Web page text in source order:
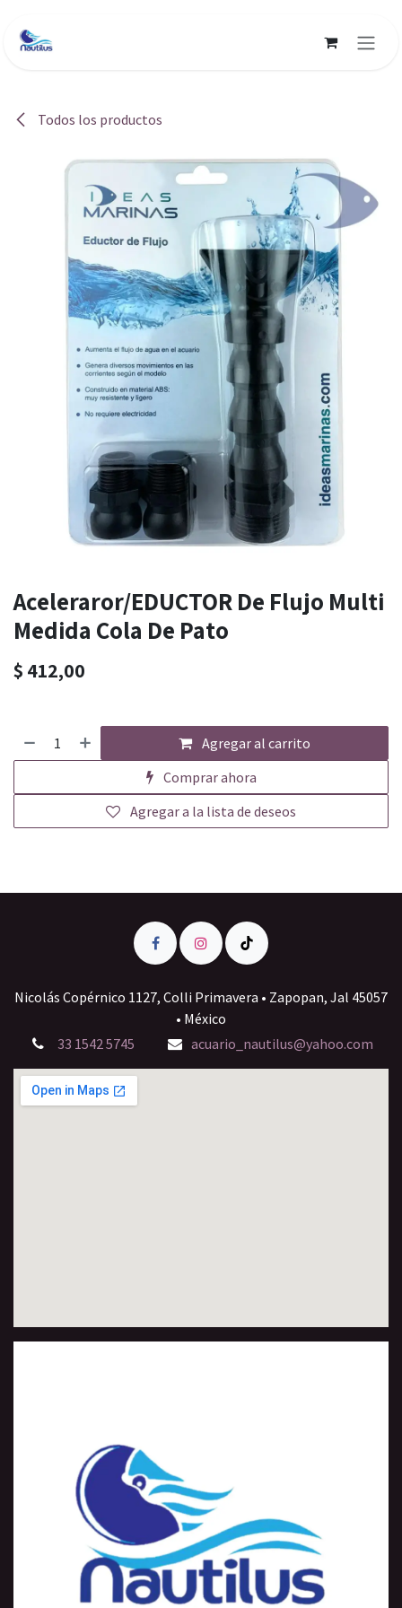
Todos los productos
Aceleraror/EDUCTOR De Flujo Multi
Medida Cola De Pato
$ 412,00
Agregar al carrito
Comprar ahora
Agregar a la lista de deseos
Nicolás Copérnico 1127, Colli Primavera • Zapopan, Jal 45057
• México
33 1542 5745
acuario_nautilus@yahoo.com